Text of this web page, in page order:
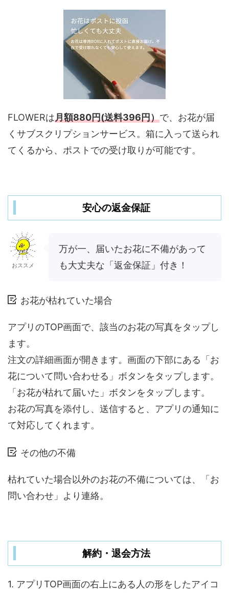
FLOWERは月額880円(送料396円）で、お花が届
くサブスクリプションサービス。箱に入って送られ
てくるから、ポストでの受け取りが可能です。
安心の返金保証
おススメ
万が一、届いたお花に不備があって
も大丈夫な「返金保証」付き！
お花が枯れていた場合
アプリのTOP画面で、該当のお花の写真をタップし
ます。
注文の詳細画面が開きます。画面の下部にある「お
花について問い合わせる」ボタンをタップします。
「お花が枯れて届いた」ボタンをタップします。
お花の写真を添付し、送信すると、アプリの通知に
て対応してくれます。
その他の不備
枯れていた場合以外のお花の不備については、「お
問い合わせ」より連絡。
解約・退会方法
1. アプリTOP画面の右上にある人の形をしたアイコ